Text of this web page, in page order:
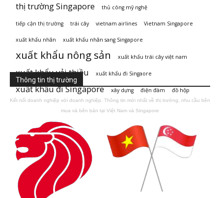
thị trường Singapore thủ công mỹ nghệ
tiếp cận thị trường trái cây vietnam airlines Vietnam Singapore
xuất khẩu nhãn xuất khẩu nhãn sang Singapore
xuất khẩu nông sản xuất khẩu trái cây việt nam
xuất khẩu vải thiều xuất khẩu đi Singaore
xuất khẩu đi Singapore xây dựng điện đàm đồ hộp
Thông tin thị trường
Kết nối doanh nghiệp với doanh nghiệp. Thông tin mới nhất về thị trường, nhu cầu bên
mua và bên bán tại Việt Nam và Singapore